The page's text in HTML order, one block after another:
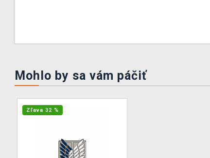
Mohlo by sa vám páčiť
Zľava 32 %